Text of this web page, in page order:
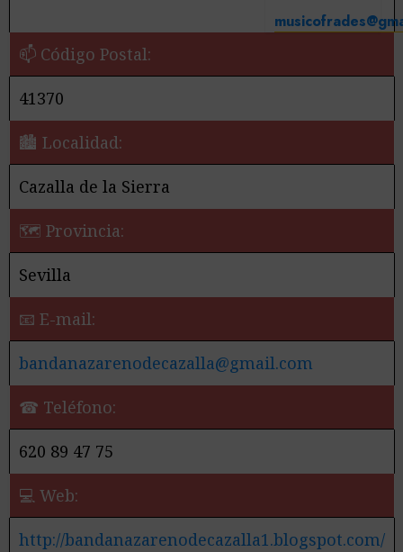
📫 Código Postal:
41370
🏙️ Localidad:
Cazalla de la Sierra
🗺 Provincia:
Sevilla
📧 E-mail:
bandanazarenodecazalla@gmail.com
☎ Teléfono:
620 89 47 75
💻 Web:
http://bandanazarenodecazalla1.blogspot.com/